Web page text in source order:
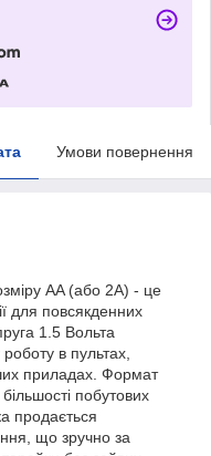
Умови повернення
AA (або 2A) - це
для повсякденних
1.5 Вольта
в пультах,
приладах. Формат
побутових
продається
що зручно за